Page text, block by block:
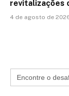
revitalizações
4 de agosto de